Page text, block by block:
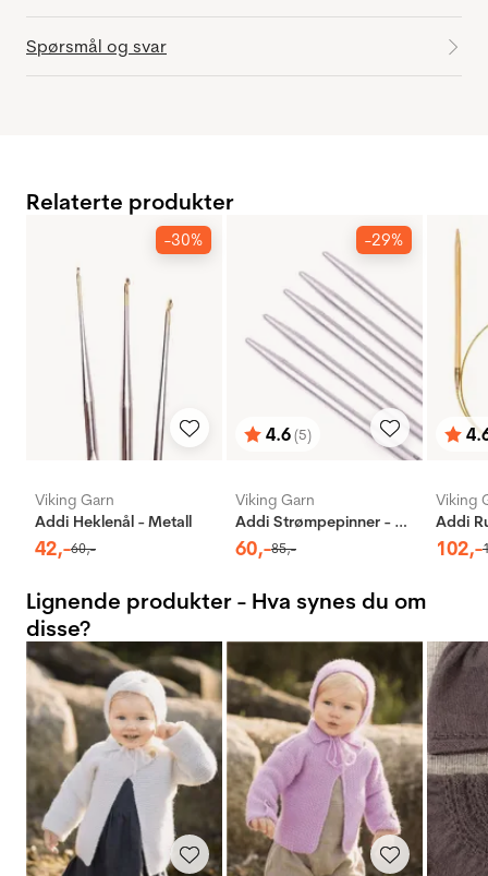
Spørsmål og svar
Relaterte produkter
-30%
Viking Garn
Addi Heklenål - Metall
42,-60,-
-29%
Karakter:
4.6(5)
av 5 mulige
Viking Garn
Addi Strømpepinner - Aluminium
60,-85,-
av 5
Viking
102,-
Lignende produkter - Hva synes du om
disse?